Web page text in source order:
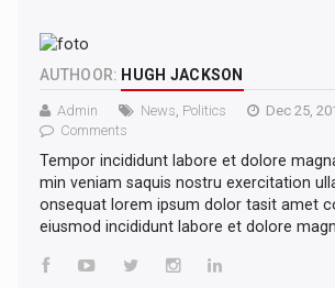
AUTHOOR: HUGH JACKSON
Admin News Politics
Dec 25,
Comments
Tempor incididunt labore et dolore
min veniam saquis nostru exercitation
onsequat lorem ipsum dolor tasit amet
eiusmod incididunt labore et dolore